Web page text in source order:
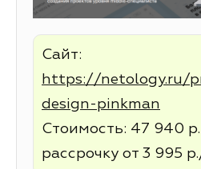
Сайт:
https://netology.ru/
design-pinkman
Стоимость: 47 940
рассрочку от 3 995